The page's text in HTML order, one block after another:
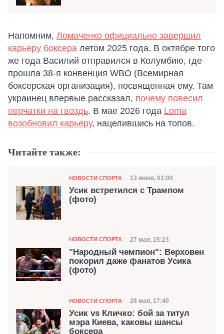
Напомним, Ломаченко официально завершил
карьеру боксера летом 2025 года. В октябре того
же года Василий отправился в Колумбию, где
прошла 38-я конвенция WBO (Всемирная
боксерская организация), посвященная ему. Там
украинец впервые рассказал, почему повесил
перчатки на гвоздь. В мае 2026 года Loma
возобновил карьеру, нацелившись на топов.
Читайте также:
Категория
НОВОСТИ СПОРТА Дата публикации
13 июня, 01:00
Усик встретился с Трампом
(фото)
Категория
НОВОСТИ СПОРТА Дата публикации
27 мая, 15:23
"Народный чемпион": Верховен
покорил даже фанатов Усика
(фото)
Категория
НОВОСТИ СПОРТА Дата публикации
28 мая, 17:40
Усик vs Кличко: бой за титул
мэра Киева, каковы шансы
боксера